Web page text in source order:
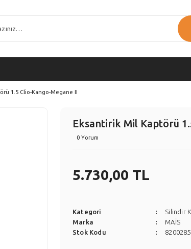
1.5 Clio-Kango-Megane II
Eksantirik Mil Kaptörü
0 Yorum
5.730,00 TL
Kategori
Silindir
Marka
MAİS
Stok Kodu